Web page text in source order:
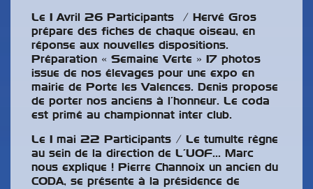
Le 1 Avril 26 Participants / Hervé Gros
prépare des fiches de chaque oiseau, en
réponse aux nouvelles dispositions.
Préparation « Semaine Verte » 17 photos
issue de nos élevages pour une expo en
mairie de Porte les Valences. Denis propose
de porter nos anciens à l’honneur. Le coda
est primé au championnat inter club.
Le 1 mai 22 Participants / Le tumulte règne
au sein de la direction de L’UOF… Marc
nous explique ! Pierre Channoix un ancien du
CODA, se présente à la présidence de